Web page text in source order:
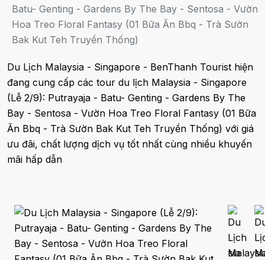
Batu- Genting - Gardens By The Bay - Sentosa - Vườn
Hoa Treo Floral Fantasy (01 Bữa Ăn Bbq - Trà Sườn
Bak Kut Teh Truyền Thống)
Du Lịch Malaysia - Singapore - BenThanh Tourist hiện
đang cung cấp các tour du lịch Malaysia - Singapore
(Lễ 2/9): Putrayaja - Batu- Genting - Gardens By The
Bay - Sentosa - Vườn Hoa Treo Floral Fantasy (01 Bữa
Ăn Bbq - Trà Sườn Bak Kut Teh Truyền Thống) với giá
ưu đãi, chất lượng dịch vụ tốt nhất cùng nhiều khuyến
mãi hấp dẫn